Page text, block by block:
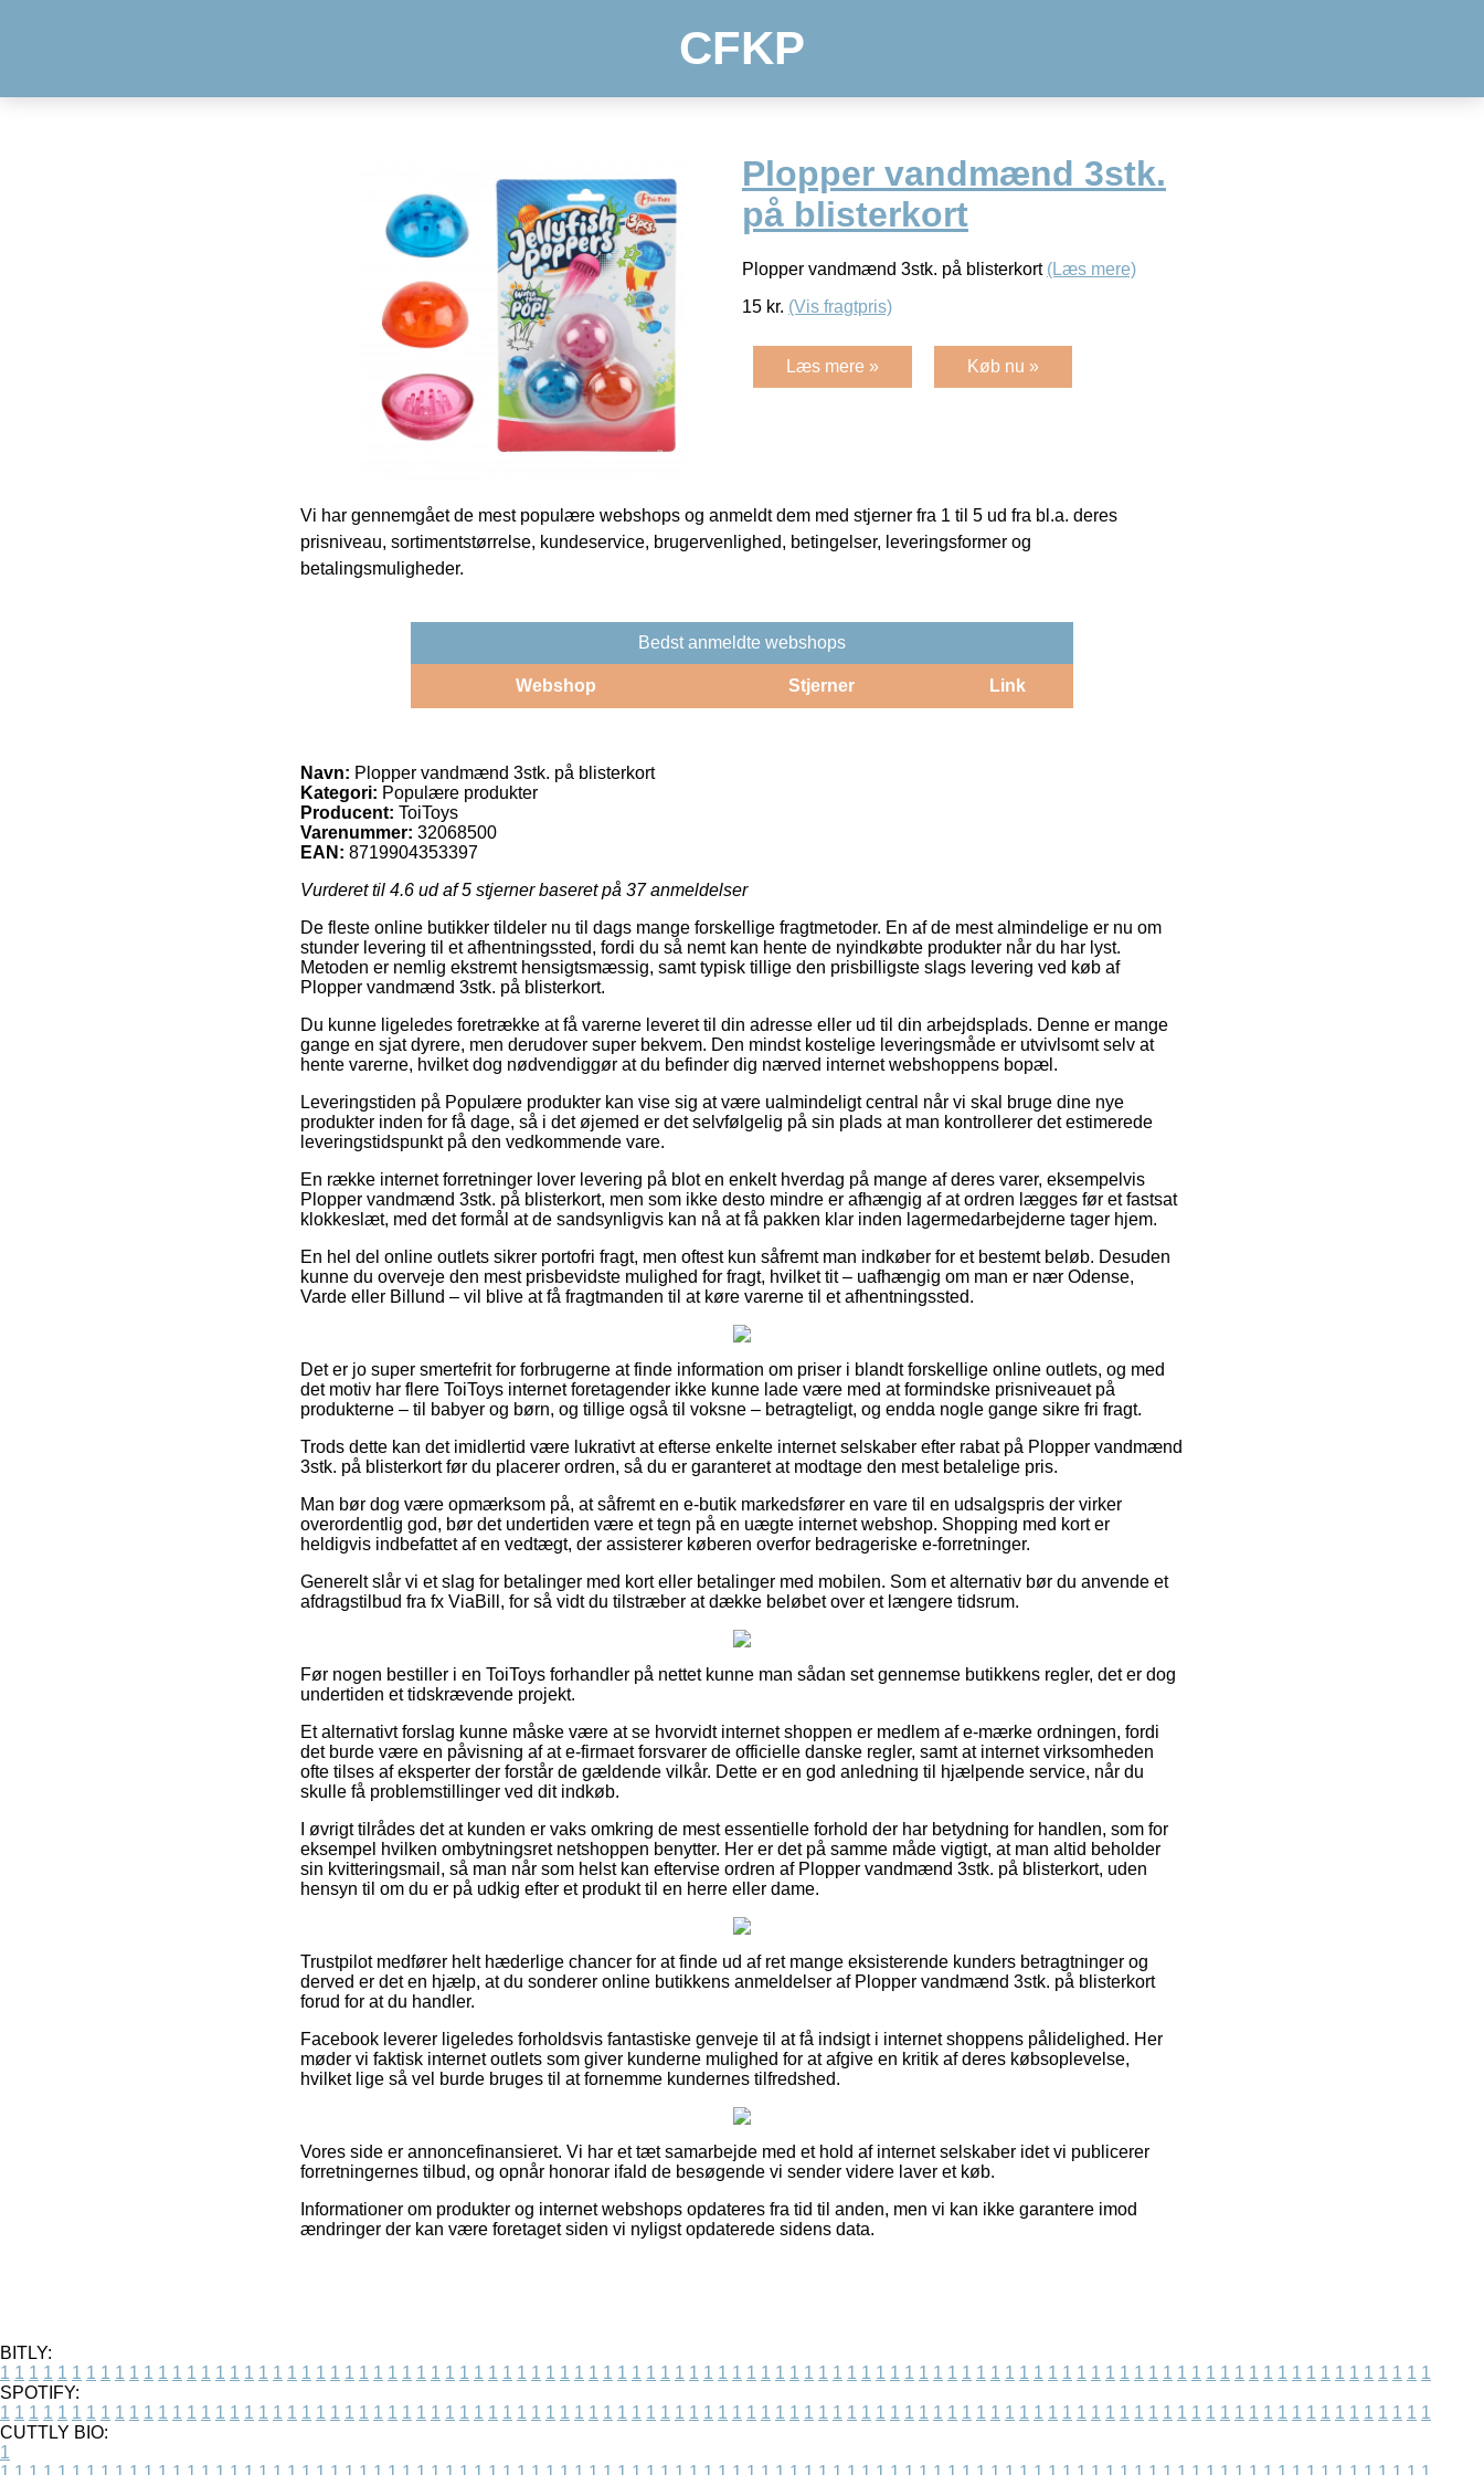
CFKP
Plopper vandmænd 3stk.
på blisterkort
Plopper vandmænd 3stk. på blisterkort (Læs mere)
15 kr. (Vis fragtpris)
Læs mere » Køb nu »
Vi har gennemgået de mest populære webshops og anmeldt dem med stjerner fra 1 til 5 ud fra bl.a. deres
prisniveau, sortimentstørrelse, kundeservice, brugervenlighed, betingelser, leveringsformer og
betalingsmuligheder.
Bedst anmeldte webshops
Webshop Stjerner Link
Navn: Plopper vandmænd 3stk. på blisterkort
Kategori: Populære produkter
Producent: ToiToys
Varenummer: 32068500
EAN: 8719904353397
Vurderet til 4.6 ud af 5 stjerner baseret på 37anmeldelser
De fleste online butikker tildeler nu til dags mange forskellige fragtmetoder. En af de mest almindelige er nu om
stunder levering til et afhentningssted, fordi du så nemt kan hente de nyindkøbte produkter når du har lyst.
Metoden er nemlig ekstremt hensigtsmæssig, samt typisk tillige den prisbilligste slags levering ved køb af
Plopper vandmænd 3stk. på blisterkort.
Du kunne ligeledes foretrække at få varerne leveret til din adresse eller ud til din arbejdsplads. Denne er mange
gange en sjat dyrere, men derudover super bekvem. Den mindst kostelige leveringsmåde er utvivlsomt selv at
hente varerne, hvilket dog nødvendiggør at du befinder dig nærved internet webshoppens bopæl.
Leveringstiden på Populære produkter kan vise sig at være ualmindeligt central når vi skal bruge dine nye
produkter inden for få dage, så i det øjemed er det selvfølgelig på sin plads at man kontrollerer det estimerede
leveringstidspunkt på den vedkommende vare.
En række internet forretninger lover levering på blot en enkelt hverdag på mange af deres varer, eksempelvis
Plopper vandmænd 3stk. på blisterkort, men som ikke desto mindre er afhængig af at ordren lægges før et fastsat
klokkeslæt, med det formål at de sandsynligvis kan nå at få pakken klar inden lagermedarbejderne tager hjem.
En hel del online outlets sikrer portofri fragt, men oftest kun såfremt man indkøber for et bestemt beløb. Desuden
kunne du overveje den mest prisbevidste mulighed for fragt, hvilket tit – uafhængig om man er nær Odense,
Varde eller Billund – vil blive at få fragtmanden til at køre varerne til et afhentningssted.
Det er jo super smertefrit for forbrugerne at finde information om priser i blandt forskellige online outlets, og med
det motiv har flere ToiToys internet foretagender ikke kunne lade være med at formindske prisniveauet på
produkterne – til babyer og børn, og tillige også til voksne – betragteligt, og endda nogle gange sikre fri fragt.
Trods dette kan det imidlertid være lukrativt at efterse enkelte internet selskaber efter rabat på Plopper vandmænd
3stk. på blisterkort før du placerer ordren, så du er garanteret at modtage den mest betalelige pris.
Man bør dog være opmærksom på, at såfremt en e-butik markedsfører en vare til en udsalgspris der virker
overordentlig god, bør det undertiden være et tegn på en uægte internet webshop. Shopping med kort er
heldigvis indbefattet af en vedtægt, der assisterer køberen overfor bedrageriske e-forretninger.
Generelt slår vi et slag for betalinger med kort eller betalinger med mobilen. Som et alternativ bør du anvende et
afdragstilbud fra fx ViaBill, for så vidt du tilstræber at dække beløbet over et længere tidsrum.
Før nogen bestiller i en ToiToys forhandler på nettet kunne man sådan set gennemse butikkens regler, det er dog
undertiden et tidskrævende projekt.
Et alternativt forslag kunne måske være at se hvorvidt internet shoppen er medlem af e-mærke ordningen, fordi
det burde være en påvisning af at e-firmaet forsvarer de officielle danske regler, samt at internet virksomheden
ofte tilses af eksperter der forstår de gældende vilkår. Dette er en god anledning til hjælpende service, når du
skulle få problemstillinger ved dit indkøb.
I øvrigt tilrådes det at kunden er vaks omkring de mest essentielle forhold der har betydning for handlen, som for
eksempel hvilken ombytningsret netshoppen benytter. Her er det på samme måde vigtigt, at man altid beholder
sin kvitteringsmail, så man når som helst kan eftervise ordren af Plopper vandmænd 3stk. på blisterkort, uden
hensyn til om du er på udkig efter et produkt til en herre eller dame.
Trustpilot medfører helt hæderlige chancer for at finde ud af ret mange eksisterende kunders betragtninger og
derved er det en hjælp, at du sonderer online butikkens anmeldelser af Plopper vandmænd 3stk. på blisterkort
forud for at du handler.
Facebook leverer ligeledes forholdsvis fantastiske genveje til at få indsigt i internet shoppens pålidelighed. Her
møder vi faktisk internet outlets som giver kunderne mulighed for at afgive en kritik af deres købsoplevelse,
hvilket lige så vel burde bruges til at fornemme kundernes tilfredshed.
Vores side er annoncefinansieret. Vi har et tæt samarbejde med et hold af internet selskaber idet vi publicerer
forretningernes tilbud, og opnår honorar ifald de besøgende vi sender videre laver et køb.
Informationer om produkter og internet webshops opdateres fra tid til anden, men vi kan ikke garantere imod
ændringer der kan være foretaget siden vi nyligst opdaterede sidens data.
BITLY:
1 1 1 1 1 1 1 1 1 1 1 1 1 1 1 1 1 1 1 1 1 1 1 1 1 1 1 1 1 1 1 1 1 1 1 1 1 1 1 1 1 1 1 1 1 1 1 1 1 1 1 1 1 1 1 1 1 1 1 1 1 1 1 1 1 1 1 1 1 1 1 1 1 1 1 1 1 1 1 1 1 1 1 1 1 1 1 1 1 1 1 1 1 1 1 1 1 1 1 1
SPOTIFY:
1 1 1 1 1 1 1 1 1 1 1 1 1 1 1 1 1 1 1 1 1 1 1 1 1 1 1 1 1 1 1 1 1 1 1 1 1 1 1 1 1 1 1 1 1 1 1 1 1 1 1 1 1 1 1 1 1 1 1 1 1 1 1 1 1 1 1 1 1 1 1 1 1 1 1 1 1 1 1 1 1 1 1 1 1 1 1 1 1 1 1 1 1 1 1 1 1 1 1 1
CUTTLY BIO:
1